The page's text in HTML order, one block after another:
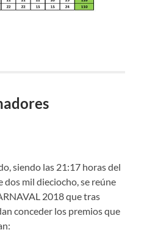
siendo las 21:17 horas del
dos mil dieciocho, se reúne
2018 que tras
conceder los premios que